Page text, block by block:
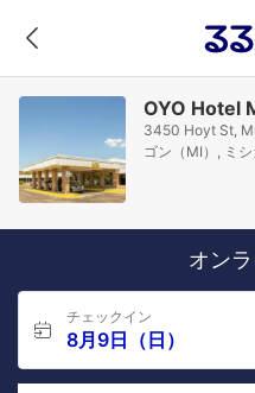
OYO Hotel
3450 Hoyt St,
ゴン（MI）, ミ
オン
チェックイン
8月9日（日）